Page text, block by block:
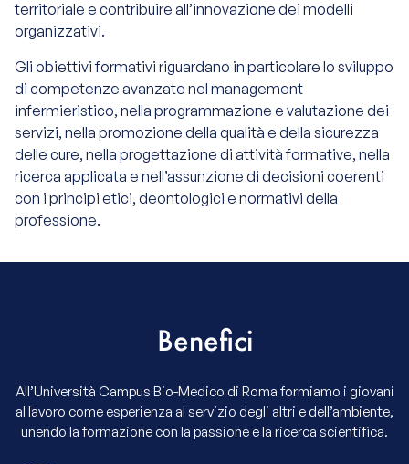
territoriale e contribuire all’innovazione dei modelli
organizzativi.
Gli obiettivi formativi riguardano in particolare lo sviluppo
di competenze avanzate nel management
infermieristico, nella programmazione e valutazione dei
servizi, nella promozione della qualità e della sicurezza
delle cure, nella progettazione di attività formative, nella
ricerca applicata e nell’assunzione di decisioni coerenti
con i principi etici, deontologici e normativi della
professione.
Benefici
All’Università Campus Bio-Medico di Roma formiamo i giovani
al lavoro come esperienza al servizio degli altri e dell’ambiente,
unendo la formazione con la passione e la ricerca scientifica.